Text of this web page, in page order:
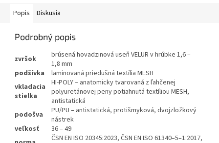
Popis Diskusia
Podrobný popis
zvršok
brúsená hovädzinová useň VELUR v hrúbke 1,6 –
1,8 mm
podšívka
laminovaná priedušná textília MESH
vkladacia
stielka
HI-POLY – anatomicky tvarovaná z ľahčenej
polyuretánovej peny potiahnutá textíliou MESH,
antistatická
podošva
PU/PU – antistatická, protišmyková, dvojzložkový
nástrek
veľkosť
36 – 49
ČSN EN ISO 20345:2023, ČSN EN ISO 61340–5–1:2017,